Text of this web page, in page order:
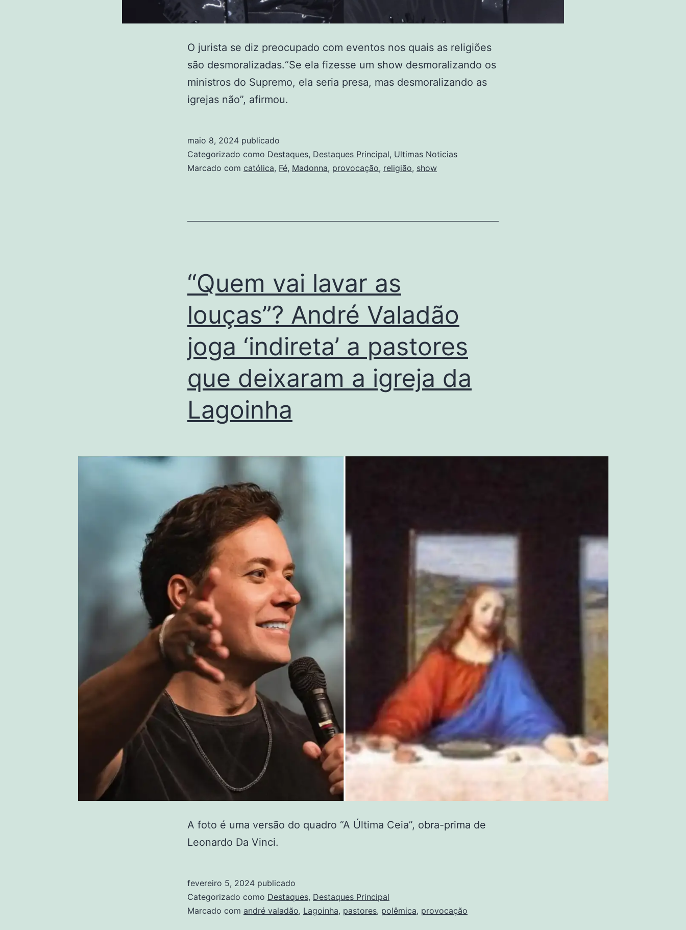
O jurista se diz preocupado com eventos nos quais as religiões
são desmoralizadas.“Se ela fizesse um show desmoralizando os
ministros do Supremo, ela seria presa, mas desmoralizando as
igrejas não”, afirmou.
maio 8, 2024 publicado
Categorizado como Destaques, Destaques Principal, Ultimas Noticias
Marcado com católica, Fé, Madonna, provocação, religião, show
“Quem vai lavar as
louças”? André Valadão
joga ‘indireta’ a pastores
que deixaram a igreja da
Lagoinha
A foto é uma versão do quadro “A Última Ceia”, obra-prima de
Leonardo Da Vinci.
fevereiro 5, 2024 publicado
Categorizado como Destaques, Destaques Principal
Marcado com andré valadão, Lagoinha, pastores, polêmica, provocação